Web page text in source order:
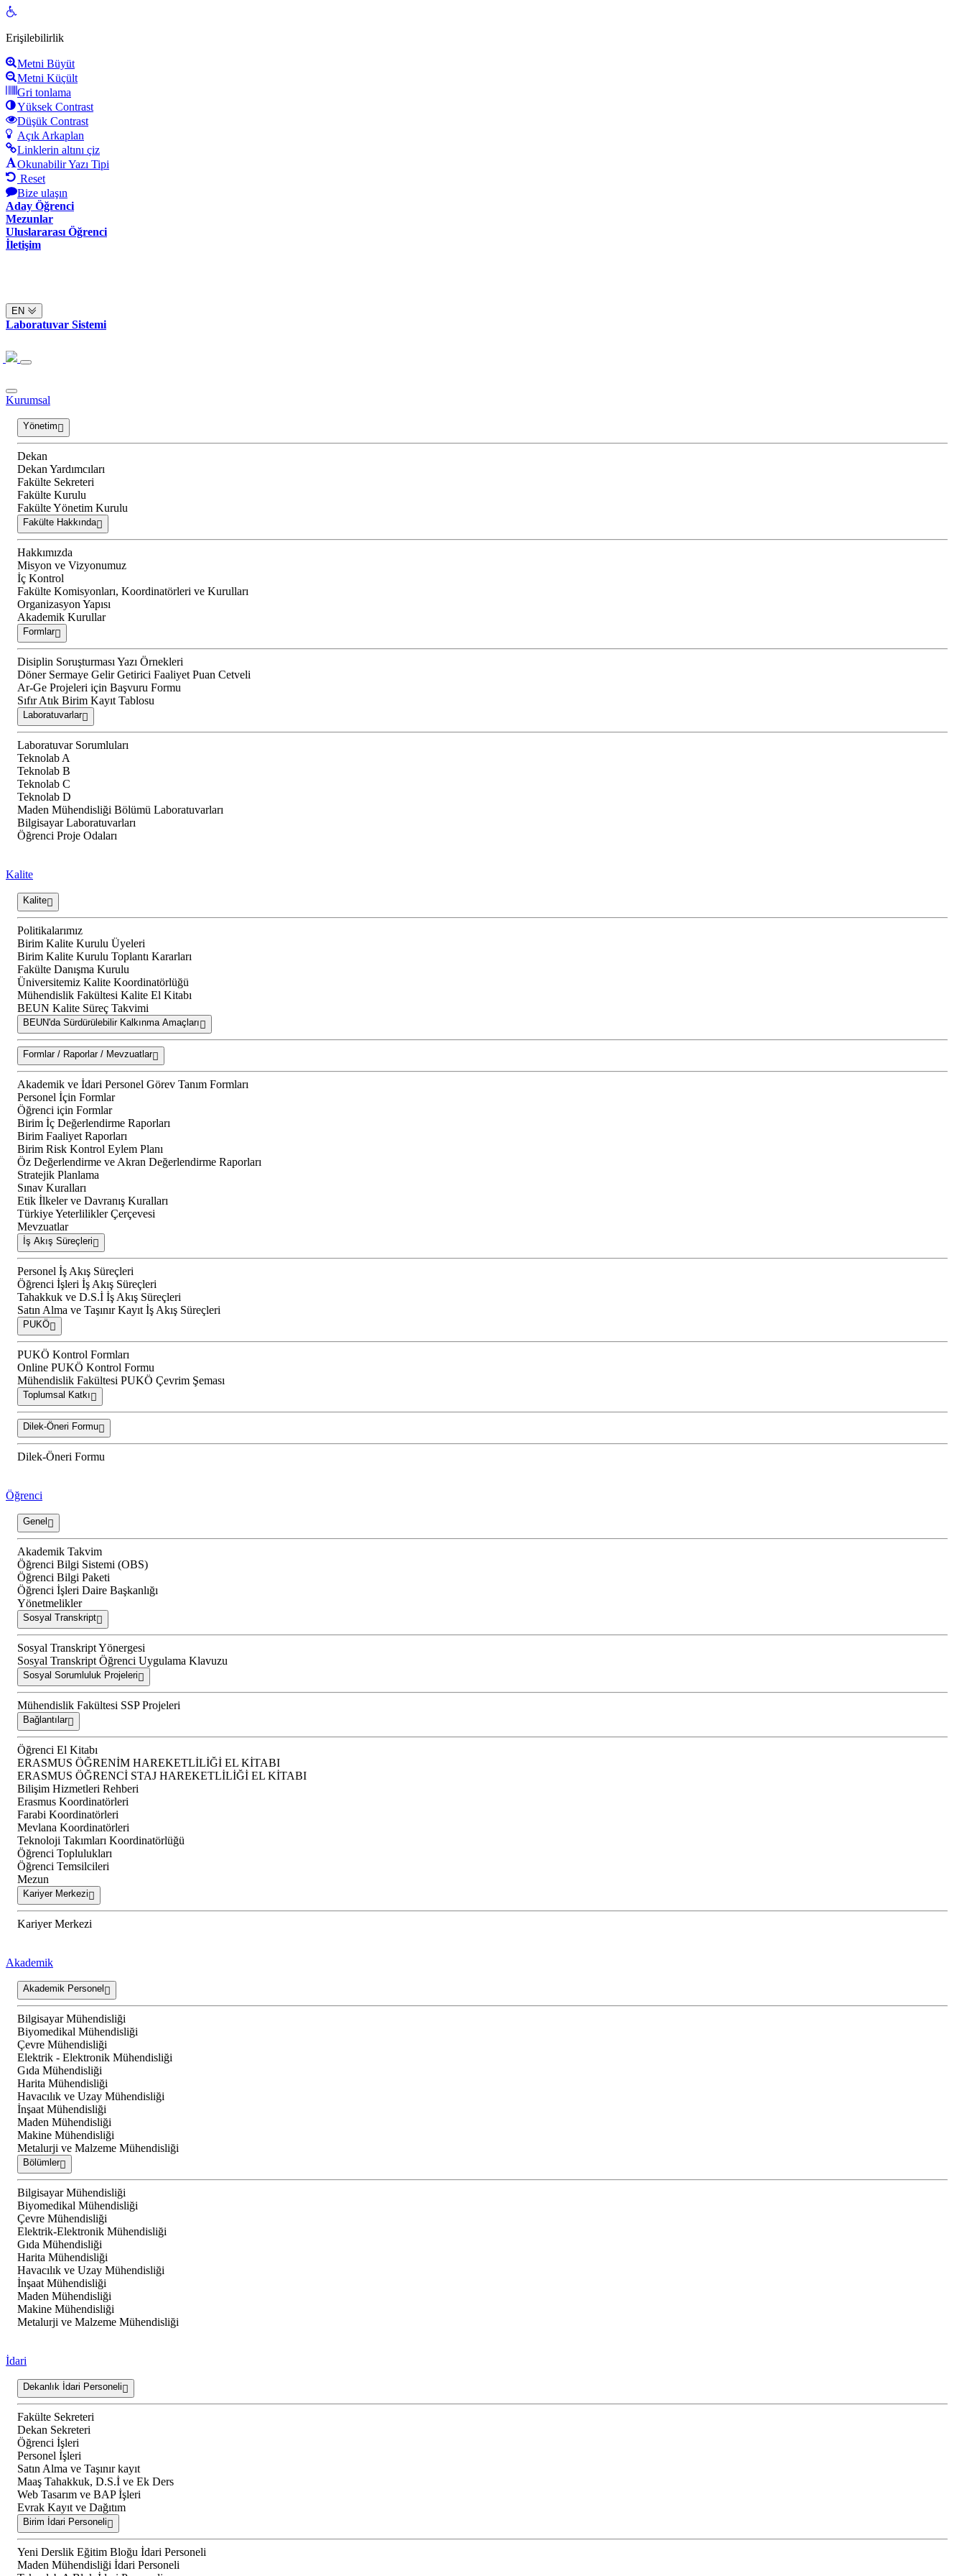
Open
Erişilebilirlik
Metni Büyüt
Metni Küçült
Gri tonlama
Yüksek Contrast
Düşük Contrast
Açık Arkaplan
Linklerin altını çiz
Okunabilir Yazı Tipi
Reset
Bize ulaşın
Aday Öğrenci
Mezunlar
Uluslararası Öğrenci
İletişim
EN
Laboratuvar Sistemi
Kurumsal
Yönetim
Dekan
Dekan Yardımcıları
Fakülte Sekreteri
Fakülte Kurulu
Fakülte Yönetim Kurulu
Fakülte Hakkında
Hakkımızda
Misyon ve Vizyonumuz
İç Kontrol
Fakülte Komisyonları, Koordinatörleri ve Kurulları
Organizasyon Yapısı
Akademik Kurullar
Formlar
Disiplin Soruşturması Yazı Örnekleri
Döner Sermaye Gelir Getirici Faaliyet Puan Cetveli
Ar-Ge Projeleri için Başvuru Formu
Sıfır Atık Birim Kayıt Tablosu
Laboratuvarlar
Laboratuvar Sorumluları
Teknolab A
Teknolab B
Teknolab C
Teknolab D
Maden Mühendisliği Bölümü Laboratuvarları
Bilgisayar Laboratuvarları
Öğrenci Proje Odaları
Kalite
Kalite
Politikalarımız
Birim Kalite Kurulu Üyeleri
Birim Kalite Kurulu Toplantı Kararları
Fakülte Danışma Kurulu
Üniversitemiz Kalite Koordinatörlüğü
Mühendislik Fakültesi Kalite El Kitabı
BEUN Kalite Süreç Takvimi
BEUN'da Sürdürülebilir Kalkınma Amaçları
Formlar / Raporlar / Mevzuatlar
Akademik ve İdari Personel Görev Tanım Formları
Personel İçin Formlar
Öğrenci için Formlar
Birim İç Değerlendirme Raporları
Birim Faaliyet Raporları
Birim Risk Kontrol Eylem Planı
Öz Değerlendirme ve Akran Değerlendirme Raporları
Stratejik Planlama
Sınav Kuralları
Etik İlkeler ve Davranış Kuralları
Türkiye Yeterlilikler Çerçevesi
Mevzuatlar
İş Akış Süreçleri
Personel İş Akış Süreçleri
Öğrenci İşleri İş Akış Süreçleri
Tahakkuk ve D.S.İ İş Akış Süreçleri
Satın Alma ve Taşınır Kayıt İş Akış Süreçleri
PUKÖ
PUKÖ Kontrol Formları
Online PUKÖ Kontrol Formu
Mühendislik Fakültesi PUKÖ Çevrim Şeması
Toplumsal Katkı
Dilek-Öneri Formu
Dilek-Öneri Formu
Öğrenci
Genel
Akademik Takvim
Öğrenci Bilgi Sistemi (OBS)
Öğrenci Bilgi Paketi
Öğrenci İşleri Daire Başkanlığı
Yönetmelikler
Sosyal Transkript
Sosyal Transkript Yönergesi
Sosyal Transkript Öğrenci Uygulama Klavuzu
Sosyal Sorumluluk Projeleri
Mühendislik Fakültesi SSP Projeleri
Bağlantılar
Öğrenci El Kitabı
ERASMUS ÖĞRENİM HAREKETLİLİĞİ EL KİTABI
ERASMUS ÖĞRENCİ STAJ HAREKETLİLİĞİ EL KİTABI
Bilişim Hizmetleri Rehberi
Erasmus Koordinatörleri
Farabi Koordinatörleri
Mevlana Koordinatörleri
Teknoloji Takımları Koordinatörlüğü
Öğrenci Toplulukları
Öğrenci Temsilcileri
Mezun
Kariyer Merkezi
Kariyer Merkezi
Akademik
Akademik Personel
Bilgisayar Mühendisliği
Biyomedikal Mühendisliği
Çevre Mühendisliği
Elektrik - Elektronik Mühendisliği
Gıda Mühendisliği
Harita Mühendisliği
Havacılık ve Uzay Mühendisliği
İnşaat Mühendisliği
Maden Mühendisliği
Makine Mühendisliği
Metalurji ve Malzeme Mühendisliği
Bölümler
Bilgisayar Mühendisliği
Biyomedikal Mühendisliği
Çevre Mühendisliği
Elektrik-Elektronik Mühendisliği
Gıda Mühendisliği
Harita Mühendisliği
Havacılık ve Uzay Mühendisliği
İnşaat Mühendisliği
Maden Mühendisliği
Makine Mühendisliği
Metalurji ve Malzeme Mühendisliği
İdari
Dekanlık İdari Personeli
Fakülte Sekreteri
Dekan Sekreteri
Öğrenci İşleri
Personel İşleri
Satın Alma ve Taşınır kayıt
Maaş Tahakkuk, D.S.İ ve Ek Ders
Web Tasarım ve BAP İşleri
Evrak Kayıt ve Dağıtım
Birim İdari Personeli
Yeni Derslik Eğitim Bloğu İdari Personeli
Maden Mühendisliği İdari Personeli